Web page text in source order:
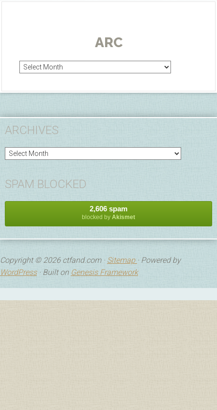
ARC
Arc
ARCHIVES
Archives
SPAM BLOCKED
2,606 spam
blocked by Akismet
Copyright © 2026 ctfand.com · Sitemap · Powered by
WordPress· Built on Genesis Framework